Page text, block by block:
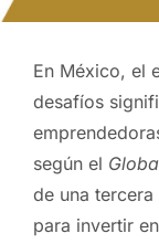
En México, el
desafíos
según el
de una
para invertir